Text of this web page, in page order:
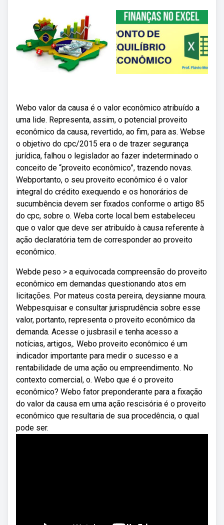
Webo valor da causa é o valor econômico atribuído a
uma lide. Representa, assim, o potencial proveito
econômico da causa, revertido, ao fim, para as. Webse
o objetivo do cpc/2015 era o de trazer segurança
jurídica, falhou o legislador ao fazer indeterminado o
conceito de “proveito econômico”, trazendo novas.
Webportanto, o seu proveito econômico é o valor
integral do crédito exequendo e os honorários de
sucumbência devem ser fixados conforme o artigo 85
do cpc, sobre o. Weba corte local bem estabeleceu
que o valor que deve ser atribuído à causa referente à
ação declaratória tem de corresponder ao proveito
econômico.
Webde peso > a equivocada compreensão do proveito
econômico em demandas questionando atos em
licitações. Por mateus costa pereira, deysianne moura.
Webpesquisar e consultar jurisprudência sobre esse
valor, portanto, representa o proveito econômico da
demanda. Acesse o jusbrasil e tenha acesso a
notícias, artigos,. Webo proveito econômico é um
indicador importante para medir o sucesso e a
rentabilidade de uma ação ou empreendimento. No
contexto comercial, o. Webo que é o proveito
econômico? Webo fator preponderante para a fixação
do valor da causa em uma ação rescisória é o proveito
econômico que resultaria de sua procedência, o qual
pode ser.